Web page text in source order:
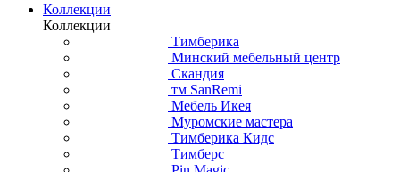
Коллекции
Коллекции
Тимберика
Минский мебельный центр
Скандия
тм SanRemi
Мебель Икея
Муромские мастера
Тимберика Кидс
Тимберс